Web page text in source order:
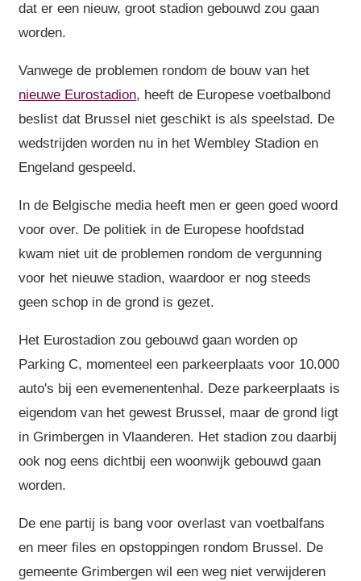
dat er een nieuw, groot stadion gebouwd zou gaan
worden.
Vanwege de problemen rondom de bouw van het
nieuwe Eurostadion, heeft de Europese voetbalbond
beslist dat Brussel niet geschikt is als speelstad. De
wedstrijden worden nu in het Wembley Stadion en
Engeland gespeeld.
In de Belgische media heeft men er geen goed woord
voor over. De politiek in de Europese hoofdstad
kwam niet uit de problemen rondom de vergunning
voor het nieuwe stadion, waardoor er nog steeds
geen schop in de grond is gezet.
Het Eurostadion zou gebouwd gaan worden op
Parking C, momenteel een parkeerplaats voor 10.000
auto's bij een evemenentenhal. Deze parkeerplaats is
eigendom van het gewest Brussel, maar de grond ligt
in Grimbergen in Vlaanderen. Het stadion zou daarbij
ook nog eens dichtbij een woonwijk gebouwd gaan
worden.
De ene partij is bang voor overlast van voetbalfans
en meer files en opstoppingen rondom Brussel. De
gemeente Grimbergen wil een weg niet verwijderen